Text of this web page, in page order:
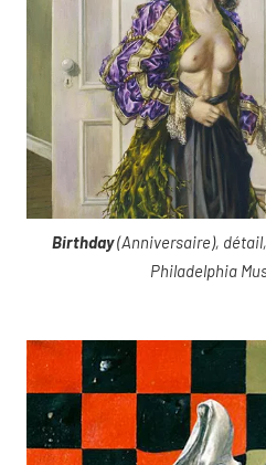
Birthday(Anniversaire),
Philadelphia